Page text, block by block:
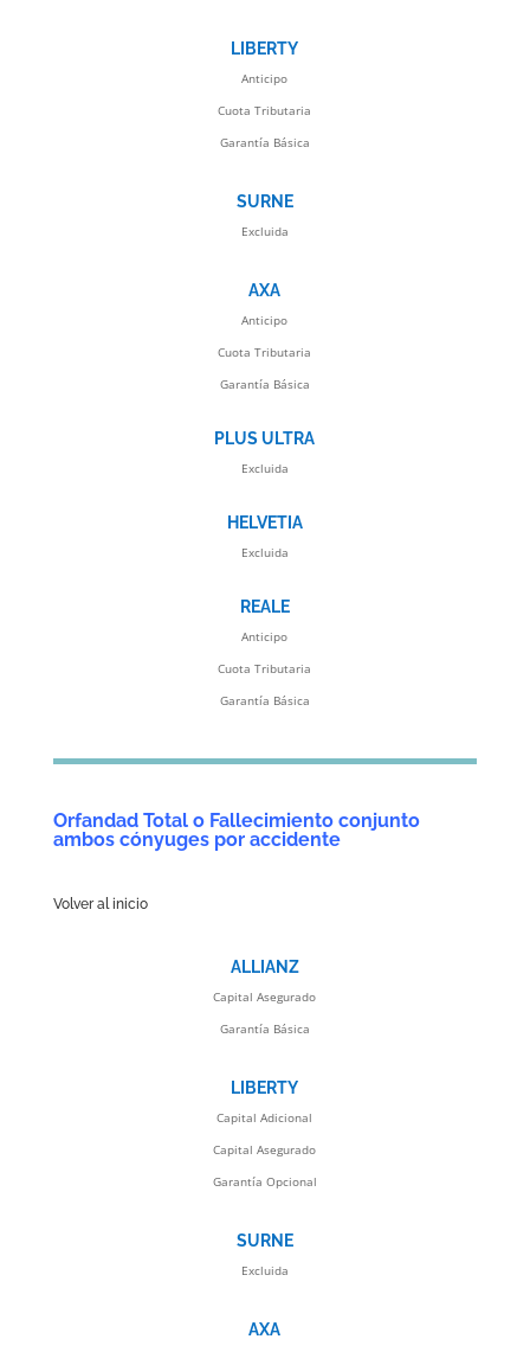
LIBERTY
Anticipo
Cuota Tributaria
Garantía Básica
SURNE
Excluida
AXA
Anticipo
Cuota Tributaria
Garantía Básica
PLUS ULTRA
Excluida
HELVETIA
Excluida
REALE
Anticipo
Cuota Tributaria
Garantía Básica
Orfandad Total o Fallecimiento conjunto
ambos cónyuges por accidente
Volver al inicio
ALLIANZ
Capital Asegurado
Garantía Básica
LIBERTY
Capital Adicional
Capital Asegurado
Garantía Opcional
SURNE
Excluida
AXA